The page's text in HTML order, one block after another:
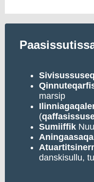
Sivisussuseq
marsip
(
Sumiiffik
danskisullu,